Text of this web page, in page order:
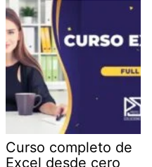
Curso completo de
Excel desde cero